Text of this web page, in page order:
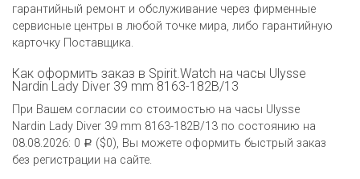
гарантийный ремонт и обслуживание через фирменные
сервисные центры в любой точке мира, либо гарантийную
карточку Поставщика.
Как оформить заказ в Spirit.Watch на часы Ulysse
Nardin Lady Diver 39 mm 8163-182B/13
При Вашем согласии со стоимостью на часы Ulysse
Nardin Lady Diver 39 mm 8163-182B/13 по состоянию на
08.08.2026: 0 Р ($0), Вы можете оформить быстрый заказ
без регистрации на сайте.